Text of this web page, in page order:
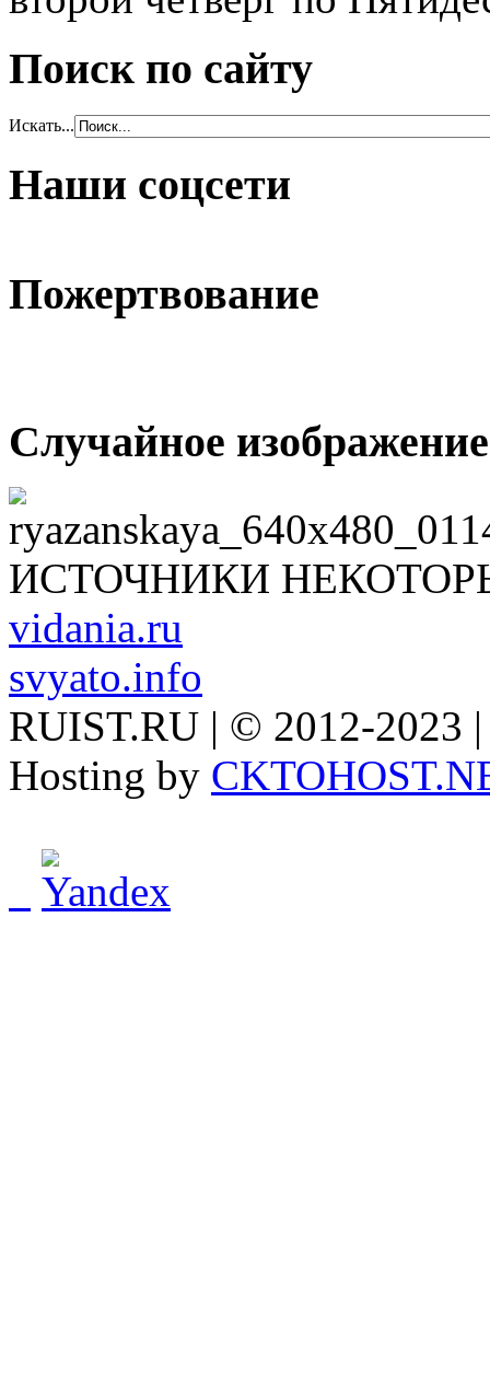
Поиск по сайту
Искать...
Наши соцсети
Пожертвование
Случайное изображение
ИСТОЧНИКИ
vidania.ru
svyato.info
RUIST.RU | © 2012-2023
Hosting by